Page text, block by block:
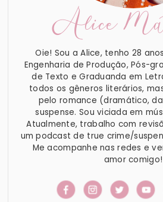
Alice
Oie! Sou a Alice, tenho 28
Engenharia de Produção, Pós-
de Texto e Graduanda em
todos os gêneros literários,
pelo romance (dramático,
suspense. Sou viciada em
Atualmente, trabalho com
um podcast de true crime/
Me acompanhe nas redes e
amor comigo!